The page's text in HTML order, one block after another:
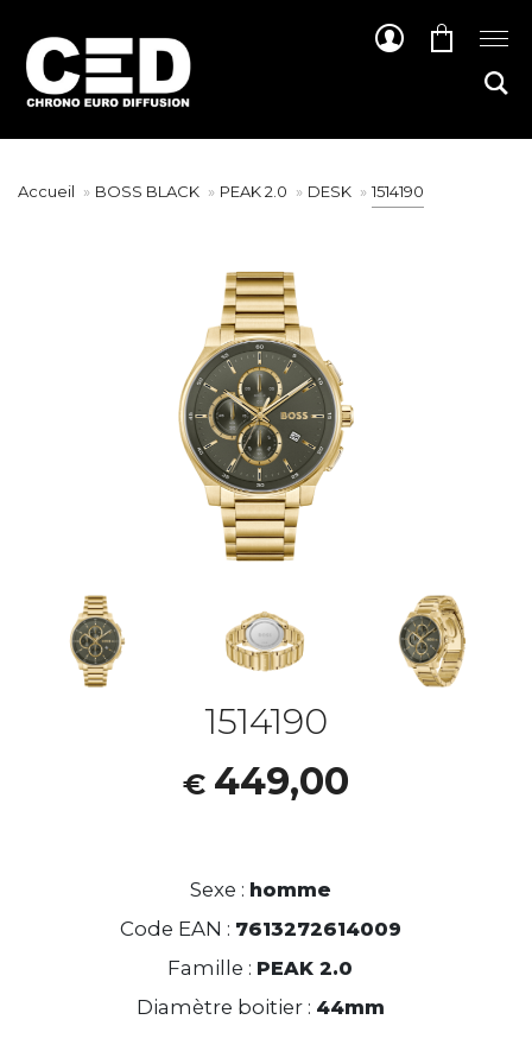
Accueil BOSS BLACK PEAK 2.0 DESK 1514190
1514190
€ 449,00
Sexe : homme
Code EAN : 7613272614009
Famille : PEAK 2.0
Diamètre boitier : 44mm